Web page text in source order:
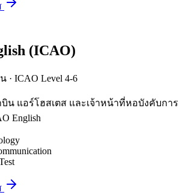
(ICAO)
ICAO Level 4-6
น แอร์โฮสเตส และเจ้าหน้าที่หอบังคับการ
English